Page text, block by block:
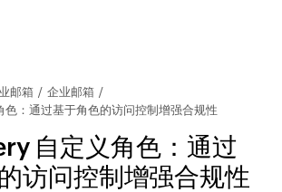
邮箱 / 企业邮箱 /
色：通过基于角色的访问控制增强合规性
自定义角色：通过
访问控制增强合规性